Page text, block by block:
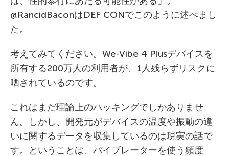
@RancidBaconはDEF CONでこのように述べまし
た。
考えてみてください。We-Vibe 4 Plusデバイスを
所有する200万人の利用者が、1人残らずリスクに
晒されているのです。
これはまだ理論上のハッキングでしかありませ
ん。しかし、開発元がデバイスの温度や振動の違
いに関するデータを収集しているのは現実の話で
す。ということは、バイブレーターを使う頻度